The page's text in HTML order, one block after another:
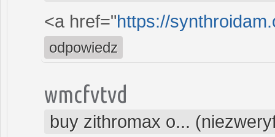
<a href="https://
odpowiedz
wmcfvtvd
buy zithromax o...